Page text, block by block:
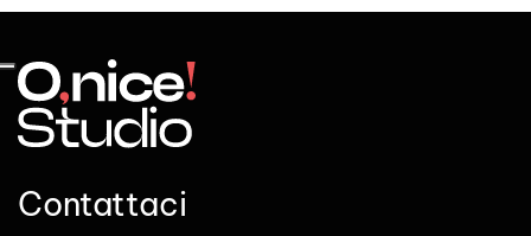
Contattaci